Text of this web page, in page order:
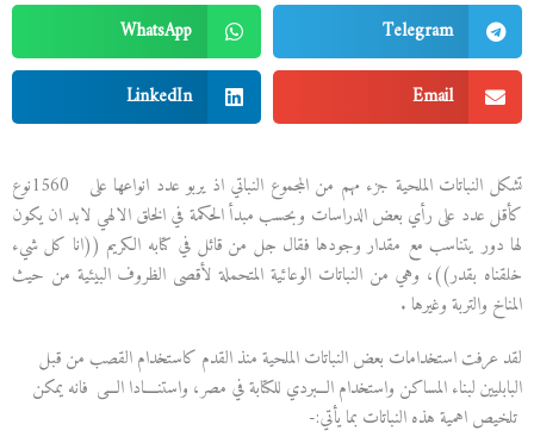
Telegram
WhatsApp
Email
LinkedIn
تشكل النباتات الملحية جزء مهم من المجموع النباتي اذ يربو عدد انواعها على 1560نوع
كأقل عدد على رأي بعض الدراسات وبحسب مبدأ الحكمة في الخلق الالهي لابد ان يكون
لها دور يتناسب مع مقدار وجودها فقال جل من قائل في كتابه الكريم ((انا كل شيء
خلقناه بقدر))، وهي من النباتات الوعائية المتحملة لأقصى الظروف البيئية من حيث
المناخ والتربة وغيرها .
لقد عرفت استخدامات بعض النباتات الملحية منذ القدم كاستخدام القصب من قبل
البابليين لبناء المساكن واستخدام الـــبردي للكتابة في مصر، واستنــــادا الـــى فانه يمكن
تلخيص اهمية هذه النباتات بما يأتي:-